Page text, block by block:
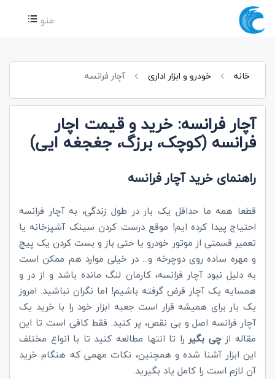
منو
خانه خودرو و ابزار اداری آچار فرانسه
آچار فرانسه: خرید و قیمت اچار
فرانسه (کوچک، برزگ، جغجغه ایی)
راهنمای خرید آچار فرانسه
قطعا همه ما حداقل یک بار در طول زندگی، به آچار فرانسه
احتیاج پیدا کرده ایم! موقع درست کردن سینک آشپزخانه یا
تعمیر قسمتی از موتور خودرو یا حتی باز و بست کردن یک پیچ
و مهره ساده روی دوچرخه و... در خیلی موارد هم ممکن است
به دلیل نبود آچار فرانسه، کارمان لنگ مانده باشد و از در و
همسایه یک آچار قرض گرفته باشیم! اما نگران نباشید. امروز
یک بار برای همیشه قرار است جعبه ابزار خود را با خرید یک
آچار فرانسه اصل و بی نقص، پر کنید. فقط کافی است تا این
مقاله از چی بگیر را تا انتها مطالعه کنید تا با انواع مختلف
این ابزار آشنا شده و همچنین، نکات مهمی که هنگام خرید
آن لازم است را کامل یاد بگیرید.